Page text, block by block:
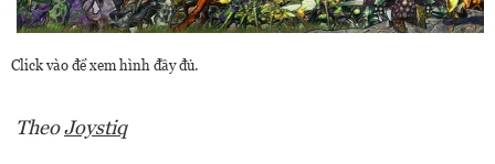
Click vào để xem hình đầy đủ.
TheoJoystiq